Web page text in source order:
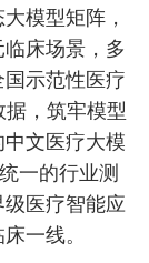
模型矩阵，
床场景，多
示范性医疗
，筑牢模型
文医疗大模
一的行业测
医疗智能应
一线。